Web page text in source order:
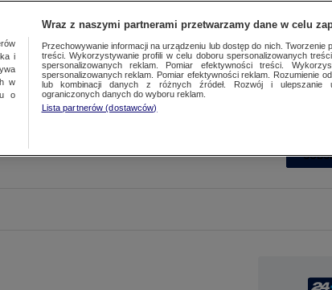
i
w
o
Wraz z naszymi partnerami przetwarzamy dane w celu
Przechowywanie informacji na urządzeniu lub dostęp do nich. Tworzenie
treści. Wykorzystywanie profili w celu doboru spersonalizowanych
spersonalizowanych reklam. Pomiar efektywności treści.
spersonalizowanych reklam. Pomiar efektywności reklam. Rozumienie
lub kombinacji danych z różnych źródeł. Rozwój i ulepszanie
ograniczonych danych do wyboru reklam.
Lista partnerów (dostawców)